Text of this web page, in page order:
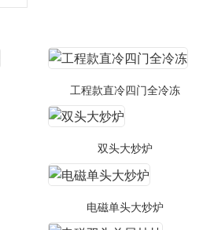
工程款直冷四门全冷冻
双头大炒炉
电磁单头大炒炉